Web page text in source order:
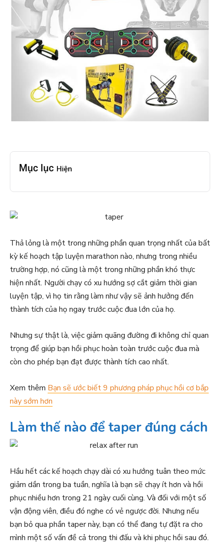
Mục lục Hiện
Thả lỏng là một trong những phần quan trọng nhất của bất
kỳ kế hoạch tập luyện marathon nào, nhưng trong nhiều
trường hợp, nó cũng là một trong những phần khó thực
hiện nhất. Người chạy có xu hướng sợ cắt giảm thời gian
luyện tập, vì họ tin rằng làm như vậy sẽ ảnh hưởng đến
thành tích của họ ngay trước cuộc đua lớn của họ.
Nhưng sự thật là, việc giảm quãng đường đi không chỉ quan
trọng để giúp bạn hồi phục hoàn toàn trước cuộc đua mà
còn cho phép bạn đạt được thành tích cao nhất.
Xem thêm Bạn sẽ ước biết 9 phương pháp phục hồi cơ bắp
này sớm hơn
Làm thế nào để taper đúng cách
Hầu hết các kế hoạch chạy dài có xu hướng tuân theo mức
giảm dần trong ba tuần, nghĩa là bạn sẽ chạy ít hơn và hồi
phục nhiều hơn trong 21 ngày cuối cùng. Và đối với một số
vận động viên, điều đó nghe có vẻ ngược đời. Nhưng nếu
bạn bỏ qua phần taper này, bạn có thể đang tự đặt ra cho
mình một số vấn đề cả trong thi đấu và khi phục hồi sau đó.